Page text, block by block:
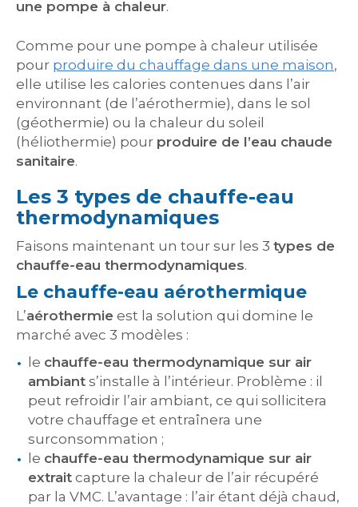
une pompe à chaleur.
Comme pour une pompe à chaleur utilisée
pour produire du chauffage dans une maison,
elle utilise les calories contenues dans l’air
environnant (de l’aérothermie), dans le sol
(géothermie) ou la chaleur du soleil
(héliothermie) pour produire de l’eau chaude
sanitaire.
Les 3 types de chauffe-eau
thermodynamiques
Faisons maintenant un tour sur les 3 types de
chauffe-eau thermodynamiques.
Le chauffe-eau aérothermique
L’aérothermie est la solution qui domine le
marché avec 3 modèles :
le chauffe-eau thermodynamique sur air
ambiant s’installe à l’intérieur. Problème : il
peut refroidir l’air ambiant, ce qui sollicitera
votre chauffage et entraînera une
surconsommation ;
le chauffe-eau thermodynamique sur air
extrait capture la chaleur de l’air récupéré
par la VMC. L’avantage : l’air étant déjà chaud,